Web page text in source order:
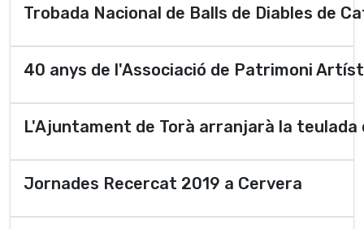
Trobada Nacional de Balls de Diables de
40 anys de l'Associació de Patrimoni
L'Ajuntament de Torà arranjarà la
Jornades Recercat 2019 a Cervera